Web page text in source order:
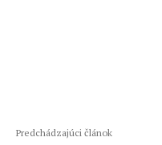
Predchádzajúci článok